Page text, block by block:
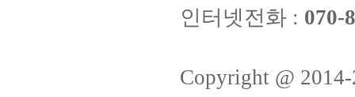
인터넷전화 : 070-
Copyright @